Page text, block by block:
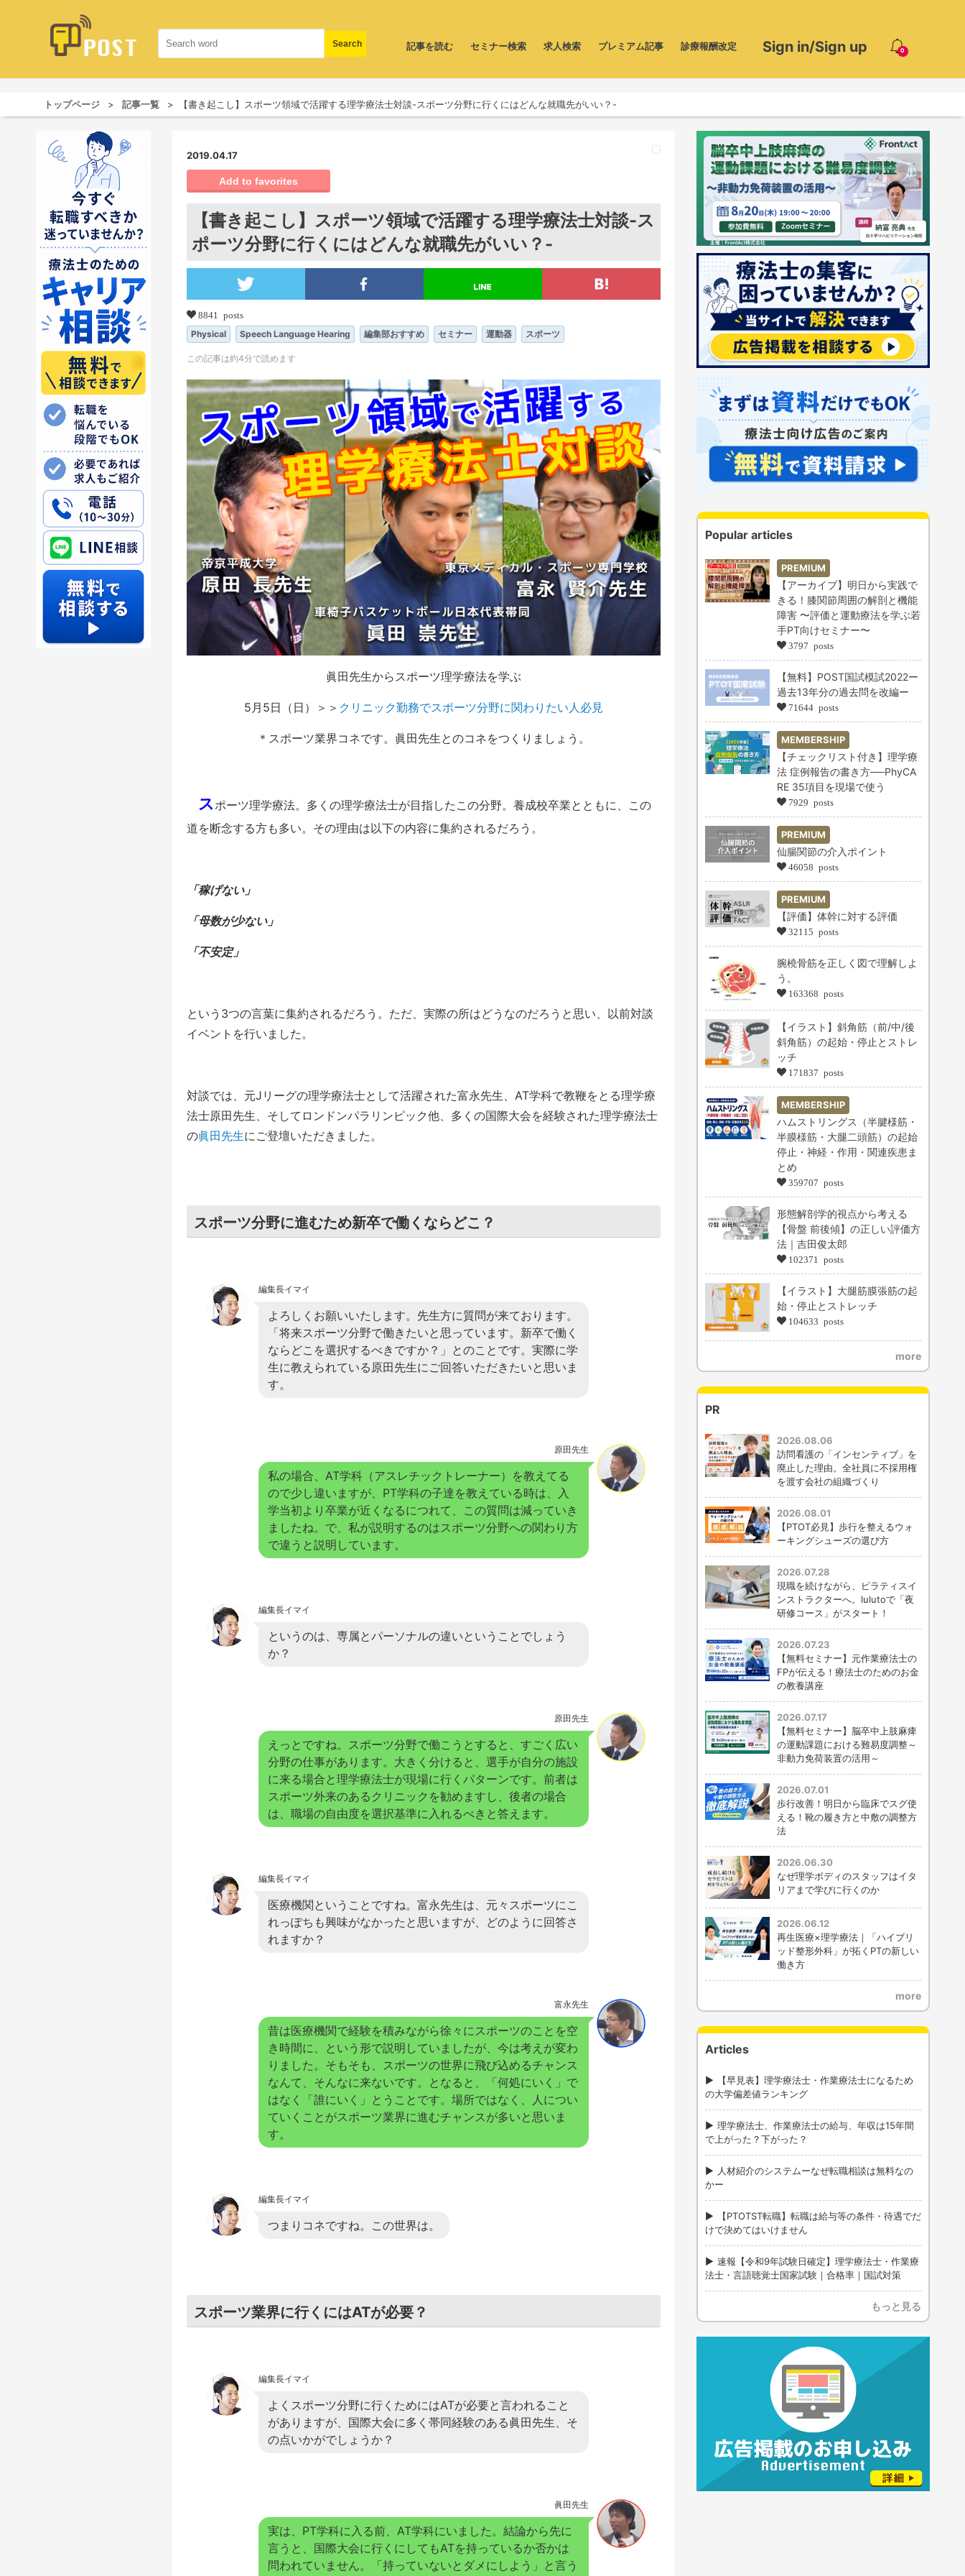
0
Sign in/Sign up
記事を読む セミナー検索 求人検索 プレミアム記事 診療報酬改定
トップページ 記事一覧 【書き起こし】スポーツ領域で活躍する理学療法士対談-スポーツ分野に行くにはどんな就職先がいい？-
2019.04.17
Add to favorites
【書き起こし】スポーツ領域で活躍する理学療法士対談-ス
ポーツ分野に行くにはどんな就職先がいい？-
8841 posts
Physical Speech Language Hearing 編集部おすすめ セミナー 運動器 スポーツ
この記事は約4分で読めます
眞田先生からスポーツ理学療法を学ぶ
5月5日（日）＞＞ クリニック勤務でスポーツ分野に関わりたい人必見
＊スポーツ業界コネです。眞田先生とのコネをつくりましょう。
ス ポーツ理学療法。多くの理学療法士が目指したこの分野。養成校卒業とともに、この
道を断念する方も多い。その理由は以下の内容に集約されるだろう。
「稼げない」
「母数が少ない」
「不安定」
という3つの言葉に集約されるだろう。ただ、実際の所はどうなのだろうと思い、以前対談
イベントを行いました。
対談では、元Jリーグの理学療法士として活躍された富永先生、AT学科で教鞭をとる理学療
法士原田先生、そしてロンドンパラリンピック他、多くの国際大会を経験された理学療法士
の眞田先生にご登壇いただきました。
スポーツ分野に進むため新卒で働くならどこ？
編集長イマイ
よろしくお願いいたします。先生方に質問が来ております。
「将来スポーツ分野で働きたいと思っています。新卒で働く
ならどこを選択するべきですか？」とのことです。実際に学
生に教えられている原田先生にご回答いただきたいと思いま
す。
原田先生
私の場合、AT学科（アスレチックトレーナー）を教えてる
ので少し違いますが、PT学科の子達を教えている時は、入
学当初より卒業が近くなるにつれて、この質問は減っていき
ましたね。で、私が説明するのはスポーツ分野への関わり方
で違うと説明しています。
編集長イマイ
というのは、専属とパーソナルの違いということでしょう
か？
原田先生
えっとですね。スポーツ分野で働こうとすると、すごく広い
分野の仕事があります。大きく分けると、選手が自分の施設
に来る場合と理学療法士が現場に行くパターンです。前者は
スポーツ外来のあるクリニックを勧めますし、後者の場合
は、職場の自由度を選択基準に入れるべきと答えます。
編集長イマイ
医療機関ということですね。富永先生は、元々スポーツにこ
れっぽちも興味がなかったと思いますが、どのように回答さ
れますか？
富永先生
昔は医療機関で経験を積みながら徐々にスポーツのことを空
き時間に、という形で説明していましたが、今は考えが変わ
りました。そもそも、スポーツの世界に飛び込めるチャンス
なんて、そんなに来ないです。となると、「何処にいく」で
はなく「誰にいく」とうことです。場所ではなく、人につい
ていくことがスポーツ業界に進むチャンスが多いと思いま
す。
編集長イマイ
つまりコネですね。この世界は。
スポーツ業界に行くにはATが必要？
編集長イマイ
よくスポーツ分野に行くためにはATが必要と言われること
がありますが、国際大会に多く帯同経験のある眞田先生、そ
の点いかがでしょうか？
眞田先生
実は、PT学科に入る前、AT学科にいました。結論から先に
言うと、国際大会に行くにしてもATを持っているか否かは
問われていません。「持っていないとダメにしよう」と言う
Popular articles
PREMIUM
【アーカイブ】明日から実践で
きる！膝関節周囲の解剖と機能
障害 〜評価と運動療法を学ぶ若
手PT向けセミナー〜
3797 posts
【無料】POST国試模試2022ー
過去13年分の過去問を改編ー
71644 posts
MEMBERSHIP
【チェックリスト付き】理学療
法 症例報告の書き方──PhyCA
RE 35項目を現場で使う
7929 posts
PREMIUM
仙腸関節の介入ポイント
46058 posts
PREMIUM
【評価】体幹に対する評価
32115 posts
腕橈骨筋を正しく図で理解しよ
う。
163368 posts
【イラスト】斜角筋（前/中/後
斜角筋）の起始・停止とストレ
ッチ
171837 posts
MEMBERSHIP
ハムストリングス（半腱様筋・
半膜様筋・大腿二頭筋）の起始
停止・神経・作用・関連疾患ま
とめ
359707 posts
形態解剖学的視点から考える
【骨盤 前後傾】の正しい評価方
法｜吉田俊太郎
102371 posts
【イラスト】大腿筋膜張筋の起
始・停止とストレッチ
104633 posts
more
PR
2026.08.06
訪問看護の「インセンティブ」を
廃止した理由。全社員に不採用権
を渡す会社の組織づくり
2026.08.01
【PTOT必見】歩行を整えるウォ
ーキングシューズの選び方
2026.07.28
現職を続けながら、ピラティスイ
ンストラクターへ。lulutoで「夜
研修コース」がスタート！
2026.07.23
【無料セミナー】元作業療法士の
FPが伝える！療法士のためのお金
の教養講座
2026.07.17
【無料セミナー】脳卒中上肢麻痺
の運動課題における難易度調整～
非動力免荷装置の活用～
2026.07.01
歩行改善！明日から臨床でスグ使
える！靴の履き方と中敷の調整方
法
2026.06.30
なぜ理学ボディのスタッフはイタ
リアまで学びに行くのか
2026.06.12
再生医療×理学療法｜「ハイブリ
ッド整形外科」が拓くPTの新しい
働き方
more
Articles
【早見表】理学療法士・作業療法士になるため
の大学偏差値ランキング
理学療法士、作業療法士の給与、年収は15年間
で上がった？下がった？
人材紹介のシステムーなぜ転職相談は無料なの
かー
【PTOTST転職】転職は給与等の条件・待遇でだ
けで決めてはいけません
速報【令和9年試験日確定】理学療法士・作業療
法士・言語聴覚士国家試験｜合格率｜国試対策
もっと見る